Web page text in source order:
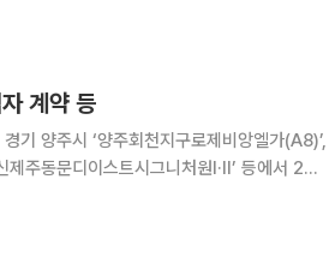
계약 등
기 양주시 ‘양주회천지구로제비앙엘가(A8)’,
주동문디이스트시그니처원Ⅰ·Ⅱ’ 등에서 2순